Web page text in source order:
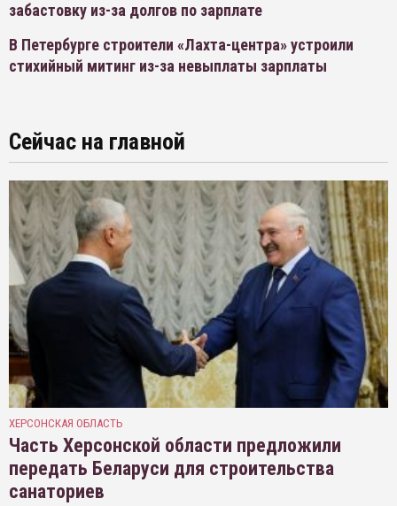
забастовку из-за долгов по зарплате
В Петербурге строители «Лахта-центра» устроили
стихийный митинг из-за невыплаты зарплаты
Сейчас на главной
ХЕРСОНСКАЯ ОБЛАСТЬ
Часть Херсонской области предложили
передать Беларуси для строительства
санаториев